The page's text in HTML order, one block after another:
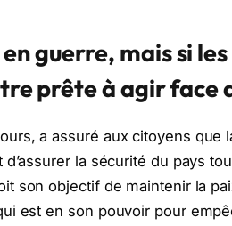
guerre, mais si
prête à agirface
a assuré aux citoyens que
la sécurité du pays
son objectif de maintenir la
est en son pouvoir pour